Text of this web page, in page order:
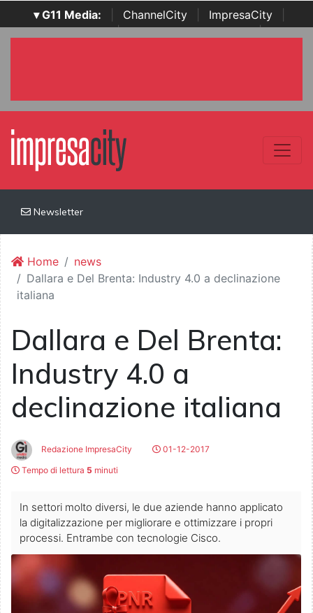
▾ G11 Media: ChannelCity ImpresaCity
SecurityOpenLab | Italian Channel Awards | Italian
Newsletter
Home
news
Dallara e Del Brenta: Industry 4.0 a declinazione
italiana
Dallara e Del Brenta:
Industry 4.0 a
declinazione italiana
Redazione ImpresaCity
01-12-2017
Tempo di lettura 5 minuti
In settori molto diversi, le due aziende hanno applicato
la digitalizzazione per migliorare e ottimizzare i propri
processi. Entrambe con tecnologie Cisco.